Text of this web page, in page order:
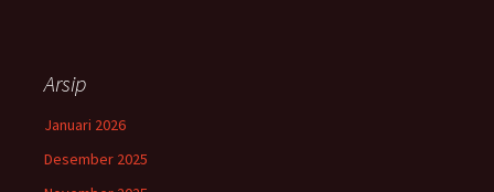
Arsip
Januari 2026
Desember 2025